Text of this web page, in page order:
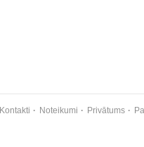
Kontakti Noteikumi Privātums